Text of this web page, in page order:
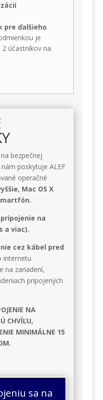
pre ďalšieho
je
účastníkov na
bezpečnej
poskytuje ALEF
operačné
Mac OS X
na
a viac).
cez kábel pred
internetu
na zariadení,
pripojených
NA
CHVÍĽU,
MINIMÁLNE 15
sa na